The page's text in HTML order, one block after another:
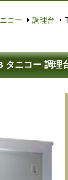
コー 調理台
タニコー 調理